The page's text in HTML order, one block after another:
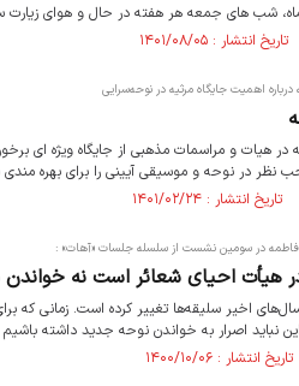
شب های جمعه هر هفته در حال و هوای
اهمیت جایگاه مرثیه در نوحه‌سرایی
در هیات و مراسمات مذهبی از جایگاه ویژه ای
نظر در نوحه و موسیقی آیینی را برای بهره
در سومین نشست از سلسله جلسات «آهات» :
هیأت احیای شعائر است نه خواندن
نباید اصرار به خواندن نوحه جدید داشته